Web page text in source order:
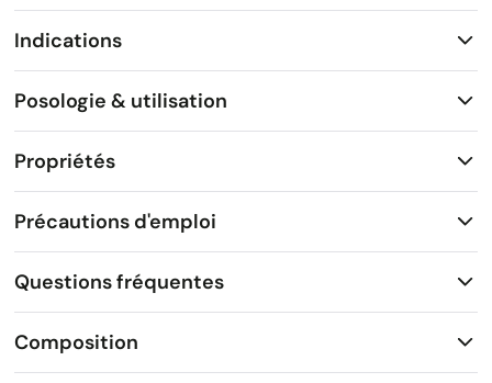
Indications
Posologie & utilisation
Propriétés
Précautions d'emploi
Questions fréquentes
Composition